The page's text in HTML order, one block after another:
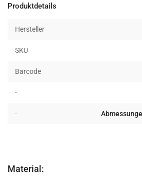
Pack
coyote
brown
Produktdetails
Hersteller
SKU
Barcode
-
-
-
Material: